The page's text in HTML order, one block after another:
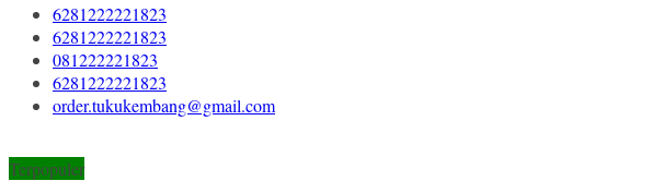
6281222221823
6281222221823
081222221823
6281222221823
order.tukukembang@gmail.com
Terpopuler